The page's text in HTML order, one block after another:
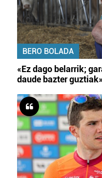
BERO BOLADA
«Ez dago belarrik;
daude bazter guztiak»